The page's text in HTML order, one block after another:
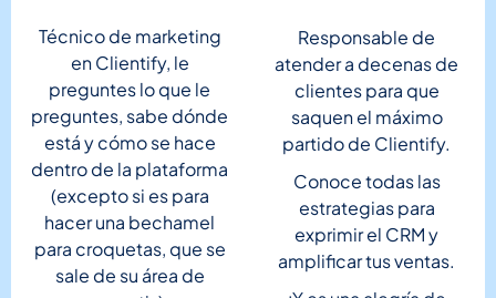
Técnico de marketing
en Clientify, le
preguntes lo que le
preguntes, sabe dónde
está y cómo se hace
dentro de la plataforma
(excepto si es para
hacer una bechamel
para croquetas, que se
sale de su área de
Responsable de
atender a decenas de
clientes para que
saquen el máximo
partido de Clientify.
Conoce todas las
estrategias para
exprimir el CRM y
amplificar tus ventas.